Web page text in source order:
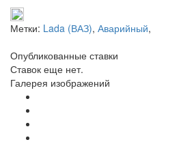
Метки: Lada (ВАЗ), Аварийный,
Опубликованные ставки
Ставок еще нет.
Галерея изображений